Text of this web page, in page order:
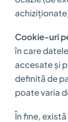
Cookie-uri
în care
accesate și
definită de
poate varia
În fine,